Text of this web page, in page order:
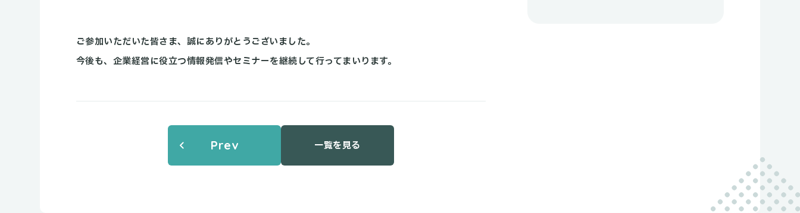
ご参加いただいた皆さま、誠にありがとうございました。
今後も、企業経営に役立つ情報発信やセミナーを継続して行ってまいります。
Prev 一覧を見る